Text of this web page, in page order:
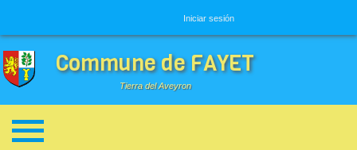
Iniciar sesión
Commune de FAYET
Tierra del Aveyron